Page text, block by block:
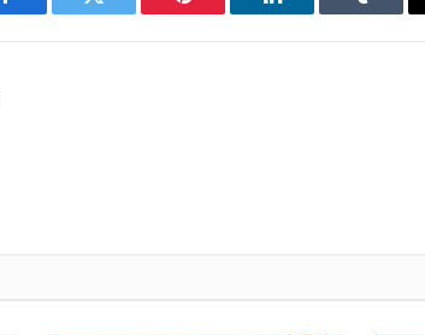
Facebook Twitter Pinterest LinkedIn Tumblr